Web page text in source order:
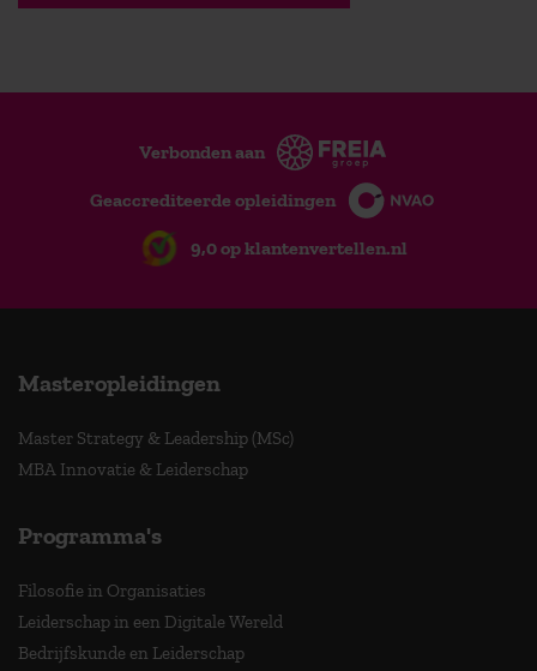
Verbonden aan
Geaccrediteerde opleidingen
9,0 op klantenvertellen.nl
Masteropleidingen
Master Strategy & Leadership (MSc)
MBA Innovatie & Leiderschap
Programma's
Filosofie in Organisaties
Leiderschap in een Digitale Wereld
Bedrijfskunde en Leiderschap